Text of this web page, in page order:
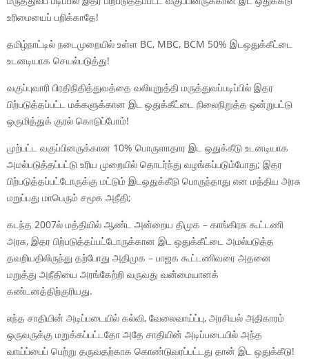
உரிமையைப் பறிக்காதே!
தமிழ்நாட்டில் நடைமுறையில் உள்ள BC, MBC, BCM 50% இடஒதுக்கீட்டை
உடனடியாக செயல்படுத்து!
வகுப்புவாரி பிரதிநிதித்துவத்தை வலியுறுத்தி மருத்துவப்படிப்பில் இதர
பிற்படுத்தப்பட்ட மக்களுக்கான இட ஒதுக்கீட்டை நிலைநிறுத்த ஒன்றுபட்டு
ஒருமித்துக் குரல் கொடுப்போம்!
முற்பட்ட வகுப்பினருக்கான 10% பொருளாதார இட ஒதுக்கீடு உடனடியாக
அமல்படுத்தப்பட்டு உரிய முறையில் தொடர்ந்து வழங்கப்படும்போது; இதர
பிற்படுத்தப்பட்டோருக்கு மட்டும் இடஒதுக்கீடு பொருந்தாது என மத்திய அரசு
மறுப்பது மாபெரும் சமூக அநீதி;
கடந்த 2007ல் மத்தியில் ஆண்ட அன்றைய திமுக – காங்கிரசு கூட்டணி
அரசு, இதர பிற்படுத்தப்பட்டோருக்கான இட ஒதுக்கீட்டை அமல்படுத்த
தவறியதிலிருந்து தற்போது அதிமுக – பாஜக கூட்டணிவரை அதனை
மறுத்து அநீதியை அரங்கேற்றி வருவது வன்மையானக்
கண்டனத்திற்குரியது.
எந்த சாதியின் அடிப்படையில் கல்வி, வேலைவாய்ப்பு, அரசியல் அதிகாரம்
ஒருவருக்கு மறுக்கப்பட்டதோ அதே சாதியின் அடிப்படையில் அந்த
வாய்ப்பைப் பெற்று தருவதற்காக கொண்டுவரப்பட்டது தான் இட ஒதுக்கீடு!